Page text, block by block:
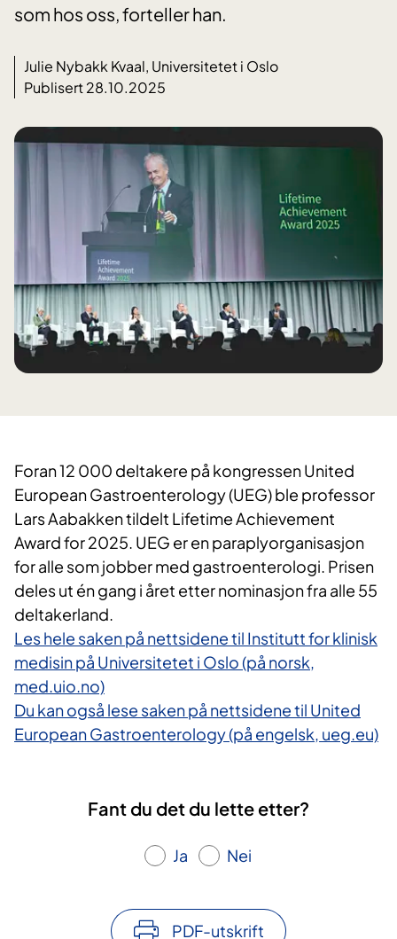
som hos oss, forteller han.
Julie Nybakk Kvaal, Universitetet i Oslo
Publisert 28.10.2025
Foran 12 000 deltakere på kongressen United
European Gastroenterology (UEG) ble professor
Lars Aabakken tildelt Lifetime Achievement
Award for 2025. UEG er en paraplyorganisasjon
for alle som jobber med gastroenterologi. Prisen
deles ut én gang i året etter nominasjon fra alle 55
deltakerland.
Les hele saken på nettsidene til Institutt for klinisk
medisin på Universitetet i Oslo (på norsk,
med.uio.no)
Du kan også lese saken på nettsidene til United
European Gastroenterology (på engelsk, ueg.eu)
Fant du det du lette etter?
Ja Nei
PDF-utskrift